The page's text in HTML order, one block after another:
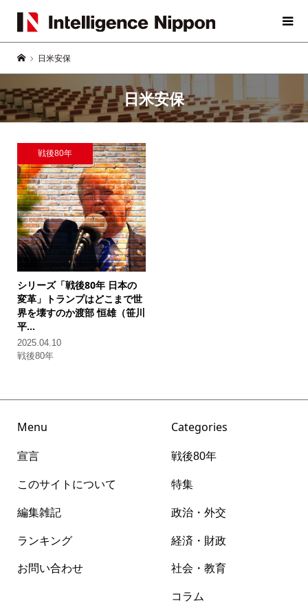
日米安保
日米安保
戦後80年
シリーズ「戦後80年 日本の
変革」
トランプはどこまで世
界を壊すのか渡部 恒雄（笹川
平...
2025.04.10
戦後80年
Menu
宣言
このサイトについて
編集雑記
ランキング
お問い合わせ
Categories
戦後80年
特集
政治・外交
経済・財政
社会・教育
コラム